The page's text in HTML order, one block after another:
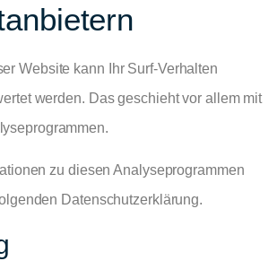
Website kann Ihr Surf-Verhalten
werden. Das geschieht vor allem mit
zu diesen Analyseprogrammen
Datenschutzerklärung.